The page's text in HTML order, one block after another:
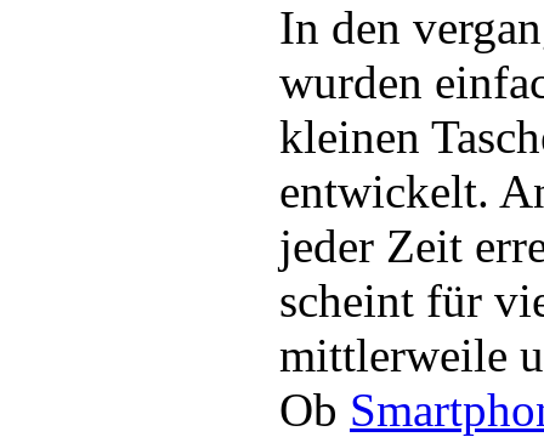
In den
wurden
kleinen
entwickelt.
jeder Zeit
scheint für
mittlerweile
Ob